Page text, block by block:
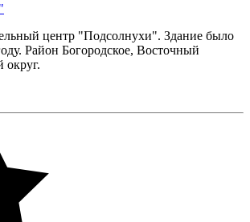
центр "Подсолнухи". Здание было
Район Богородское, Восточный
округ.